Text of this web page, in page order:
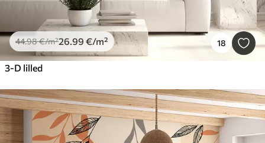
44.98€/m²26.99 €/m² 18
3-D lilled